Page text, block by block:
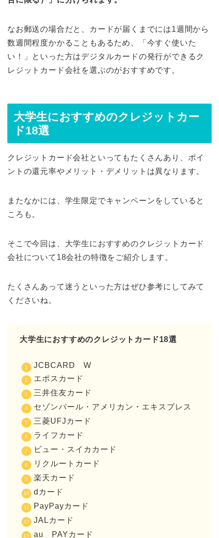
なお郵送の場合だと、カードが届くまでには1週間から
数週間程度かかることもあるため、「今すぐ使いた
い！」といった方はデジタルカードの発行ができるク
レジットカード会社を選ぶのがおすすめです。
大学生におすすめのクレジットカー
ド18選
クレジットカード会社といってもたくさんあり、ポイ
ントの還元率やメリット・デメリットは異なります。
またなかには、学生限定でキャンペーンをしていると
ころも。
そこで今回は、大学生におすすめのクレジットカード
会社について18会社の特徴をご紹介します。
たくさんあって迷うといった方はぜひ参考にしてみて
くださいね。
大学生におすすめのクレジットカード18選
JCBCARD W
エポスカード
三井住友カード
セゾンパール・アメリカン・エキスプレス
三菱UFJカード
ライフカード
ビュー・スイカカード
リクルートカード
楽天カード
dカード
PayPayカード
JALカード
au PAYカード